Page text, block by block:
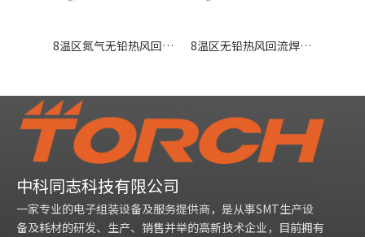
8温区氮气无铅热风回流焊R1000N 8温区无铅热风回流焊R1000
中科同志科技有限公司
一家专业的电子组装设备及服务提供商，是从事SMT生产设
备及耗材的研发、生产、销售并举的高新技术企业，目前拥有